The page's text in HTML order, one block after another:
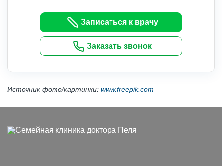
Записаться к врачу
Заказать звонок
Источник фото/картинки: www.freepik.com